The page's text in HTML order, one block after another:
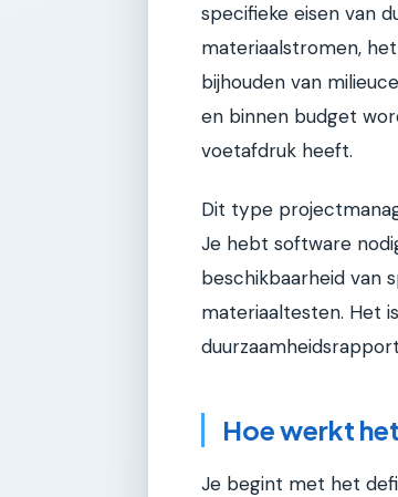
specifieke eisen van
materiaalstromen,
bijhouden van
en binnen budget
voetafdruk heeft.
Dit type
Je hebt software
beschikbaarheid van
materiaaltesten. Het
Hoe werkt
Je begint met het